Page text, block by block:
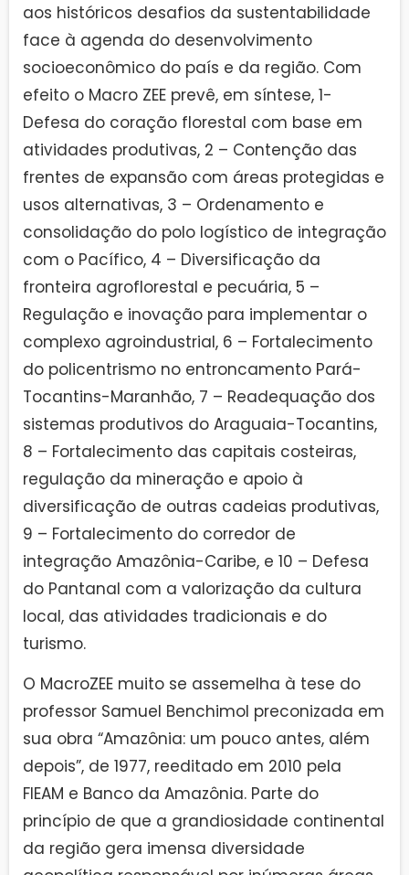
aos históricos desafios da sustentabilidade
face à agenda do desenvolvimento
socioeconômico do país e da região. Com
efeito o Macro ZEE prevê, em síntese, 1-
Defesa do coração florestal com base em
atividades produtivas, 2 – Contenção das
frentes de expansão com áreas protegidas e
usos alternativas, 3 – Ordenamento e
consolidação do polo logístico de integração
com o Pacífico, 4 – Diversificação da
fronteira agroflorestal e pecuária, 5 –
Regulação e inovação para implementar o
complexo agroindustrial, 6 – Fortalecimento
do policentrismo no entroncamento Pará-
Tocantins-Maranhão, 7 – Readequação dos
sistemas produtivos do Araguaia-Tocantins,
8 – Fortalecimento das capitais costeiras,
regulação da mineração e apoio à
diversificação de outras cadeias produtivas,
9 – Fortalecimento do corredor de
integração Amazônia-Caribe, e 10 – Defesa
do Pantanal com a valorização da cultura
local, das atividades tradicionais e do
turismo.
O MacroZEE muito se assemelha à tese do
professor Samuel Benchimol preconizada em
sua obra “Amazônia: um pouco antes, além
depois”, de 1977, reeditado em 2010 pela
FIEAM e Banco da Amazônia. Parte do
princípio de que a grandiosidade continental
da região gera imensa diversidade